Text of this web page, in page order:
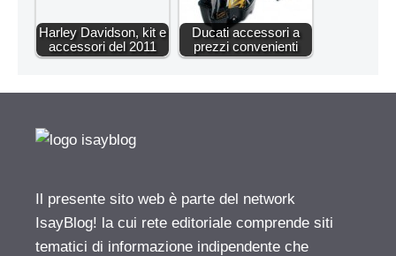
Harley Davidson, kit e
accessori del 2011
Ducati accessori a
prezzi convenienti
Il presente sito web è parte del network
IsayBlog! la cui rete editoriale comprende siti
tematici di informazione indipendente che